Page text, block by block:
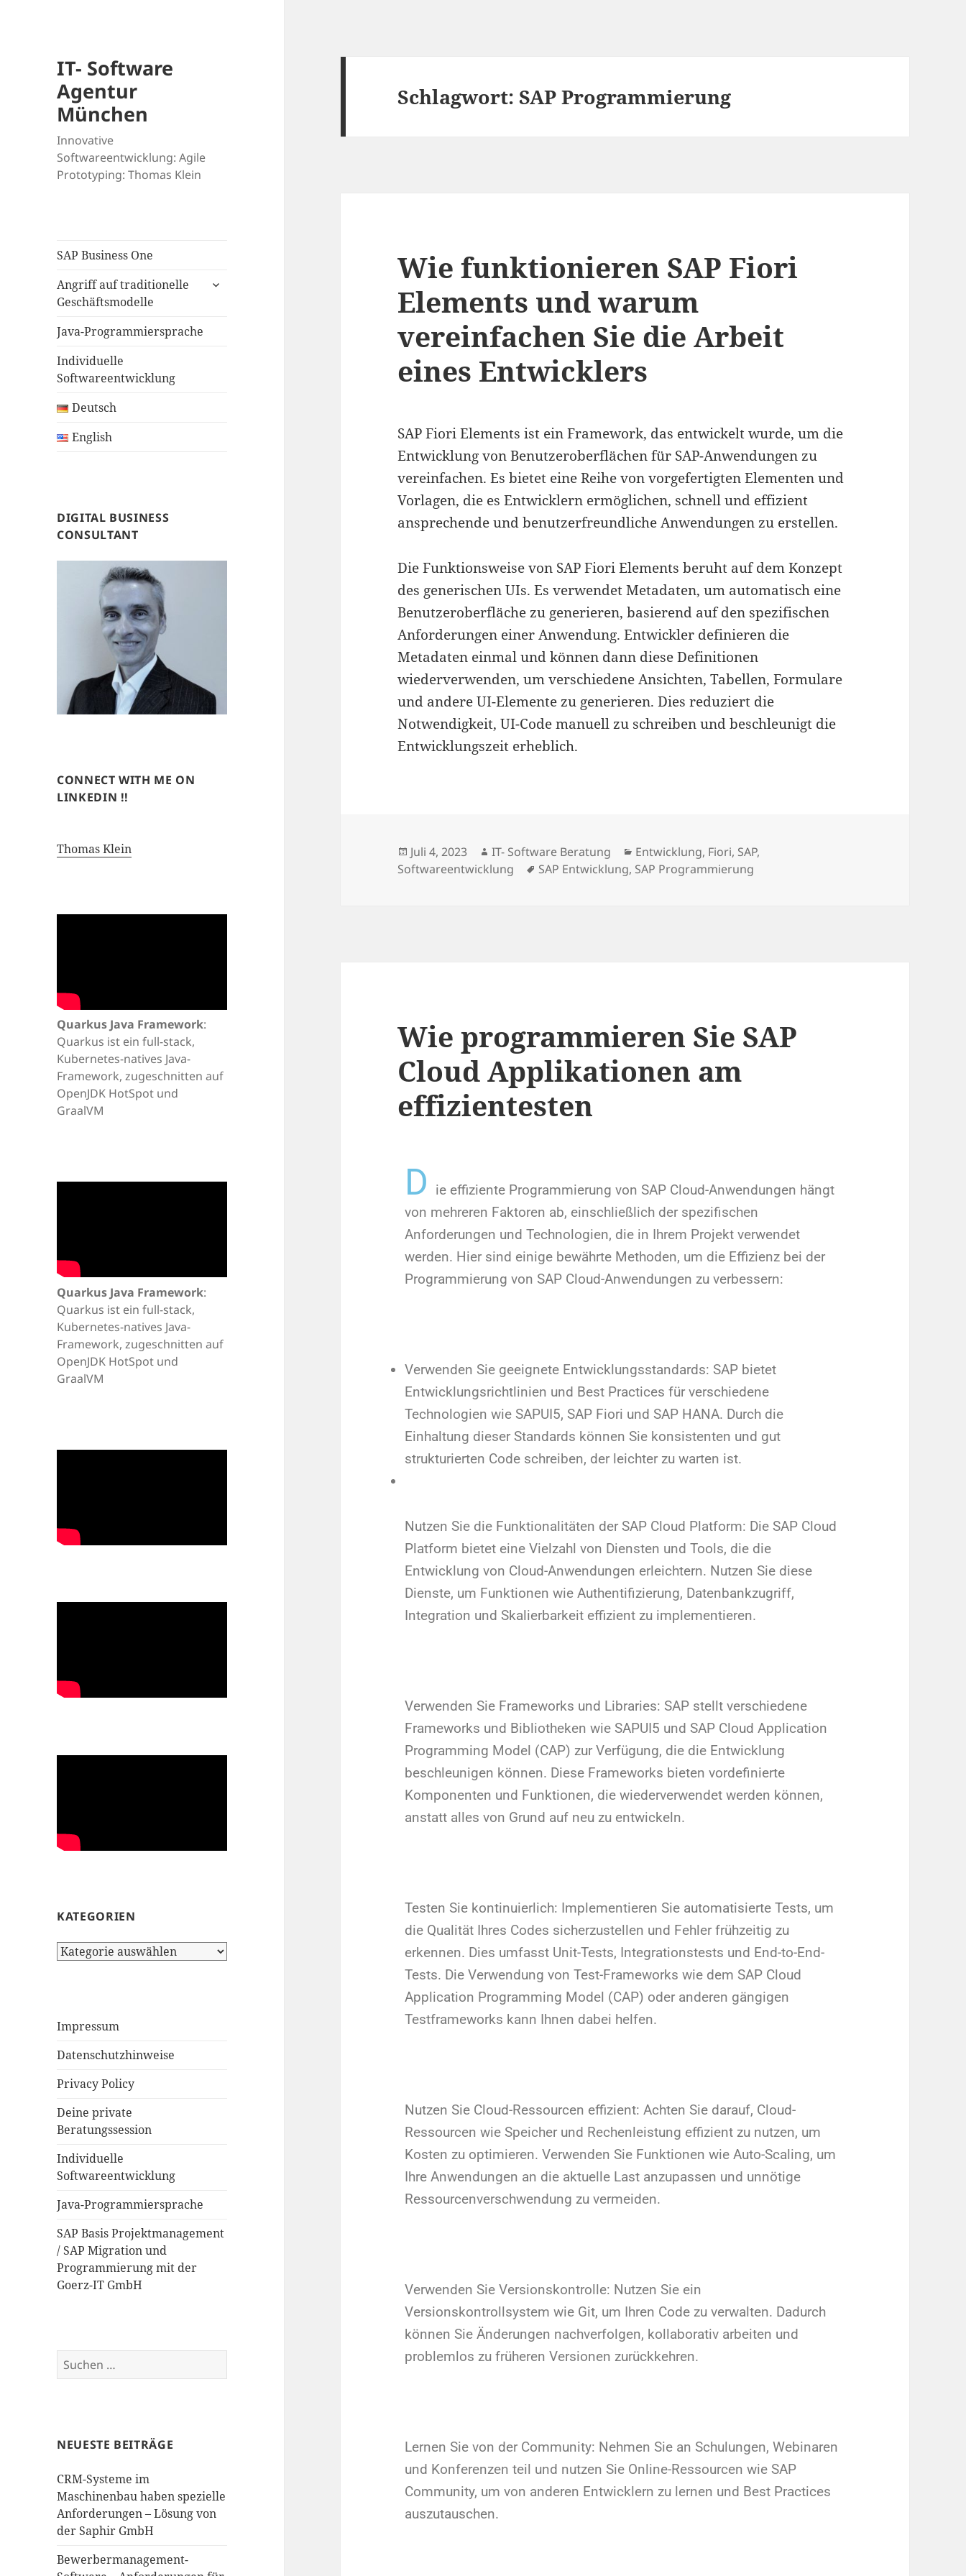
IT- Software
Agentur
München
Innovative
Softwareentwicklung: Agile
Prototyping: Thomas Klein
SAP Business One
Angriff auf traditionelle
Geschäftsmodelle
Java-Programmiersprache
Individuelle
Softwareentwicklung
Deutsch
English
DIGITAL BUSINESS
CONSULTANT
CONNECT WITH ME ON
LINKEDIN !!
Thomas Klein
Quarkus Java Framework:
Quarkus ist ein full-stack,
Kubernetes-natives Java-
Framework, zugeschnitten auf
OpenJDK HotSpot und
GraalVM
Quarkus Java Framework:
Quarkus ist ein full-stack,
Kubernetes-natives Java-
Framework, zugeschnitten auf
OpenJDK HotSpot und
GraalVM
KATEGORIEN
Impressum
Datenschutzhinweise
Privacy Policy
Deine private
Beratungssession
Individuelle
Softwareentwicklung
Java-Programmiersprache
SAP Basis Projektmanagement
/ SAP Migration und
Programmierung mit der
Goerz-IT GmbH
NEUESTE BEITRÄGE
CRM-Systeme im
Maschinenbau haben spezielle
Anforderungen – Lösung von
der Saphir GmbH
Bewerbermanagement-
Schlagwort:SAP Programmierung
Wie funktionieren SAP Fiori
Elements und warum
vereinfachen Sie die Arbeit
eines Entwicklers
SAP Fiori Elements ist ein Framework, das entwickelt wurde, um die
Entwicklung von Benutzeroberflächen für SAP-Anwendungen zu
vereinfachen. Es bietet eine Reihe von vorgefertigten Elementen und
Vorlagen, die es Entwicklern ermöglichen, schnell und effizient
ansprechende und benutzerfreundliche Anwendungen zu erstellen.
Die Funktionsweise von SAP Fiori Elements beruht auf dem Konzept
des generischen UIs. Es verwendet Metadaten, um automatisch eine
Benutzeroberfläche zu generieren, basierend auf den spezifischen
Anforderungen einer Anwendung. Entwickler definieren die
Metadaten einmal und können dann diese Definitionen
wiederverwenden, um verschiedene Ansichten, Tabellen, Formulare
und andere UI-Elemente zu generieren. Dies reduziert die
Notwendigkeit, UI-Code manuell zu schreiben und beschleunigt die
Entwicklungszeit erheblich.
Juli 4, 2023 IT- Software Beratung Entwicklung, Fiori, SAP,
Softwareentwicklung
SAP Entwicklung, SAP Programmierung
Wie programmieren Sie SAP
Cloud Applikationen am
effizientesten
D
ie effiziente Programmierung von SAP Cloud-Anwendungen hängt
von mehreren Faktoren ab, einschließlich der spezifischen
Anforderungen und Technologien, die in Ihrem Projekt verwendet
werden. Hier sind einige bewährte Methoden, um die Effizienz bei der
Programmierung von SAP Cloud-Anwendungen zu verbessern:
Verwenden Sie geeignete Entwicklungsstandards: SAP bietet
Entwicklungsrichtlinien und Best Practices für verschiedene
Technologien wie SAPUI5, SAP Fiori und SAP HANA. Durch die
Einhaltung dieser Standards können Sie konsistenten und gut
strukturierten Code schreiben, der leichter zu warten ist.
Nutzen Sie die Funktionalitäten der SAP Cloud Platform: Die SAP Cloud
Platform bietet eine Vielzahl von Diensten und Tools, die die
Entwicklung von Cloud-Anwendungen erleichtern. Nutzen Sie diese
Dienste, um Funktionen wie Authentifizierung, Datenbankzugriff,
Integration und Skalierbarkeit effizient zu implementieren.
Verwenden Sie Frameworks und Libraries: SAP stellt verschiedene
Frameworks und Bibliotheken wie SAPUI5 und SAP Cloud Application
Programming Model (CAP) zur Verfügung, die die Entwicklung
beschleunigen können. Diese Frameworks bieten vordefinierte
Komponenten und Funktionen, die wiederverwendet werden können,
anstatt alles von Grund auf neu zu entwickeln.
Testen Sie kontinuierlich: Implementieren Sie automatisierte Tests, um
die Qualität Ihres Codes sicherzustellen und Fehler frühzeitig zu
erkennen. Dies umfasst Unit-Tests, Integrationstests und End-to-End-
Tests. Die Verwendung von Test-Frameworks wie dem SAP Cloud
Application Programming Model (CAP) oder anderen gängigen
Testframeworks kann Ihnen dabei helfen.
Nutzen Sie Cloud-Ressourcen effizient: Achten Sie darauf, Cloud-
Ressourcen wie Speicher und Rechenleistung effizient zu nutzen, um
Kosten zu optimieren. Verwenden Sie Funktionen wie Auto-Scaling, um
Ihre Anwendungen an die aktuelle Last anzupassen und unnötige
Ressourcenverschwendung zu vermeiden.
Verwenden Sie Versionskontrolle: Nutzen Sie ein
Versionskontrollsystem wie Git, um Ihren Code zu verwalten. Dadurch
können Sie Änderungen nachverfolgen, kollaborativ arbeiten und
problemlos zu früheren Versionen zurückkehren.
Lernen Sie von der Community: Nehmen Sie an Schulungen, Webinaren
und Konferenzen teil und nutzen Sie Online-Ressourcen wie SAP
Community, um von anderen Entwicklern zu lernen und Best Practices
auszutauschen.